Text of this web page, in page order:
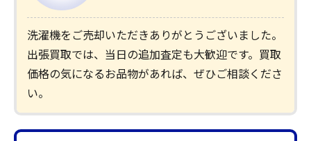
洗濯機をご売却いただきありがとうございました。
出張買取では、当日の追加査定も大歓迎です。買取
価格の気になるお品物があれば、ぜひご相談くださ
い。